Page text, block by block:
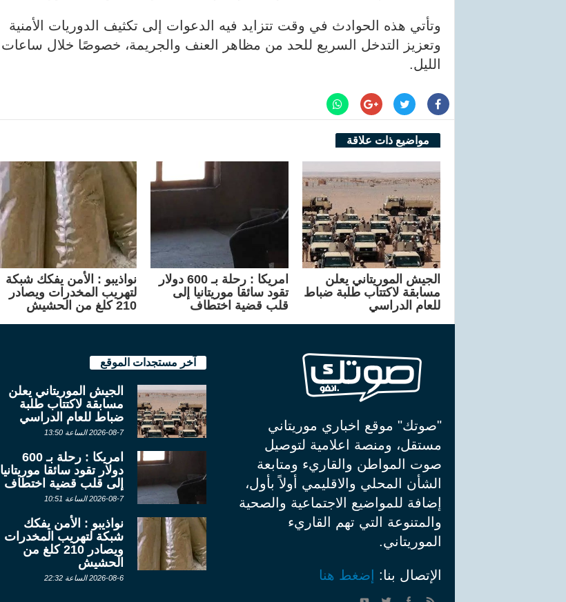
وتأتي هذه الحوادث في وقت تتزايد فيه الدعوات إلى تكثيف الدوريات الأمنية
وتعزيز التدخل السريع للحد من مظاهر العنف والجريمة، خصوصًا خلال ساعات
الليل.
مواضيع ذات علاقة
الجيش الموريتاني يعلن
مسابقة لاكتتاب طلبة ضباط
للعام الدراسي
امريكا : رحلة بـ 600 دولار
تقود سائقا موريتانيا إلى
قلب قضية اختطاف
نواذيبو : الأمن يفكك شبكة
لتهريب المخدرات ويصادر
210 كلغ من الحشيش
"صوتك" موقع اخباري موريتاني
مستقل، ومنصة اعلامية لتوصيل
صوت المواطن والقاريء ومتابعة
الشأن المحلي والاقليمي أولاً بأول،
إضافة للمواضيع الاجتماعية والصحية
والمتنوعة التي تهم القاريء
الموريتاني.
الإتصال بنا: إضغط هنا
آخر مستجدات الموقع
الجيش الموريتاني يعلن
مسابقة لاكتتاب طلبة
ضباط للعام الدراسي
2026-08-7 الساعة 13:50
امريكا : رحلة بـ 600
دولار تقود سائقا موريتانيا
إلى قلب قضية اختطاف
2026-08-7 الساعة 10:51
نواذيبو : الأمن يفكك
شبكة لتهريب المخدرات
ويصادر 210 كلغ من
الحشيش
2026-08-6 الساعة 22:32